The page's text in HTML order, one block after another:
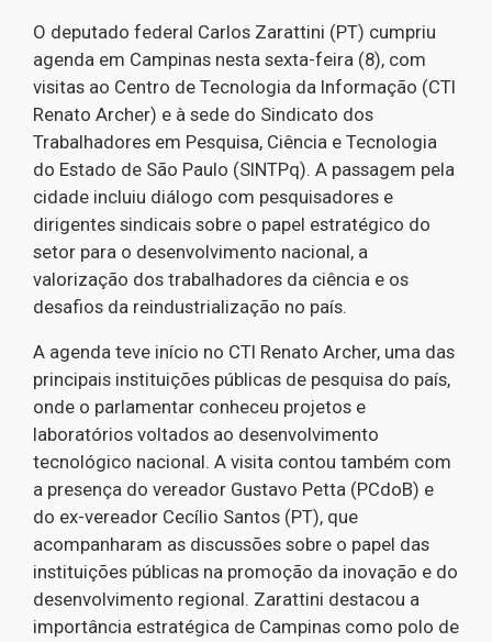
O deputado federal Carlos Zarattini (PT) cumpriu
agenda em Campinas nesta sexta-feira (8), com
visitas ao Centro de Tecnologia da Informação (CTI
Renato Archer) e à sede do Sindicato dos
Trabalhadores em Pesquisa, Ciência e Tecnologia
do Estado de São Paulo (SINTPq). A passagem pela
cidade incluiu diálogo com pesquisadores e
dirigentes sindicais sobre o papel estratégico do
setor para o desenvolvimento nacional, a
valorização dos trabalhadores da ciência e os
desafios da reindustrialização no país.
A agenda teve início no CTI Renato Archer, uma das
principais instituições públicas de pesquisa do país,
onde o parlamentar conheceu projetos e
laboratórios voltados ao desenvolvimento
tecnológico nacional. A visita contou também com
a presença do vereador Gustavo Petta (PCdoB) e
do ex-vereador Cecílio Santos (PT), que
acompanharam as discussões sobre o papel das
instituições públicas na promoção da inovação e do
desenvolvimento regional. Zarattini destacou a
importância estratégica de Campinas como polo de